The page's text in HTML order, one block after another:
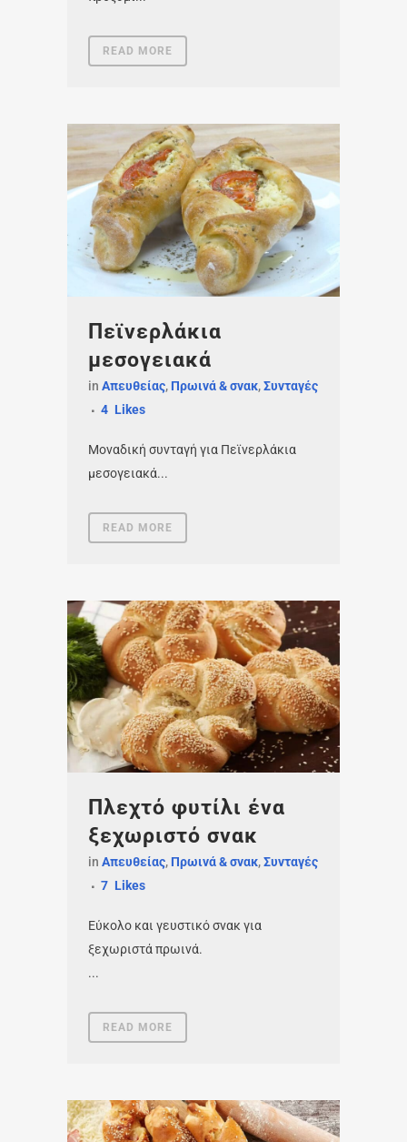
READ MORE
Πεϊνερλάκια
μεσογειακά
in Απευθείας, Πρωινά & σνακ,Συνταγές
4 Likes
Μοναδική συνταγή για Πεϊνερλάκια
μεσογειακά...
READ MORE
Πλεχτό φυτίλι ένα
ξεχωριστό σνακ
in Απευθείας, Πρωινά & σνακ,Συνταγές
7 Likes
Εύκολο και γευστικό σνακ για
ξεχωριστά πρωινά.
...
READ MORE